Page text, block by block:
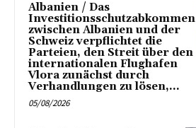
Albanien / Das
Investitionsschutzabkommen
zwischen Albanien und der
Schweiz verpflichtet die
Parteien, den Streit über den
internationalen Flughafen
Vlora zunächst durch
Verhandlungen zu lösen,...
05/08/2026